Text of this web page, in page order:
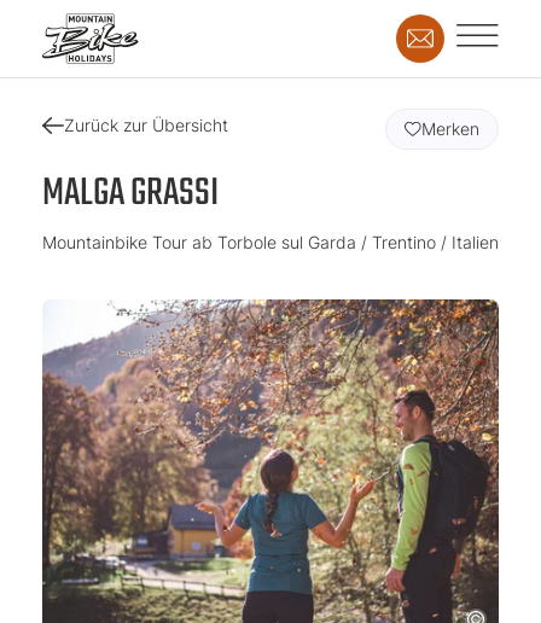
Zurück zur Übersicht
MALGA GRASSI
Mountainbike Tour ab Torbole sul Garda / Trentino / Italien
Merken